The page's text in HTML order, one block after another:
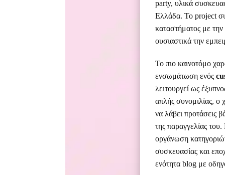
party, υλικά
Ελλάδα. Το project
καταστήματος με
ουσιαστικά την
Το πιο καινοτόμο
ενσωμάτωση ενός
λειτουργεί ως
απλής συνομιλίας, ο
να λάβει προτάσεις
της παραγγελίας
οργάνωση
συσκευασίας και
ενότητα blog με